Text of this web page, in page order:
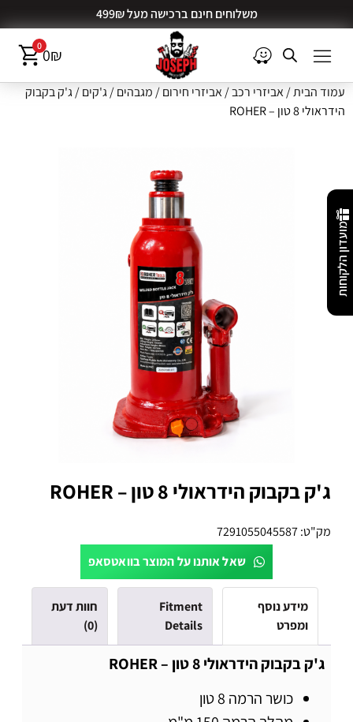
משלוחים חינם ברכישה מעל 499₪
00₪
מועדון הלקוחות
עמוד הבית/אביזרי רכב/אביזרי חירום/ מגבהים / ג'קים/ ג'ק בקבוק
הידראולי 8 טון – ROHER
ג'ק בקבוק הידראולי 8 טון – ROHER
מק"ט:7291055045587
שאל אותנו על המוצר בוואטסאפ
מידע נוסף
ומפרט
Fitment
Details
חוות דעת
(0)
ג'ק בקבוק הידראולי 8 טון – ROHER
כושר הרמה 8 טון